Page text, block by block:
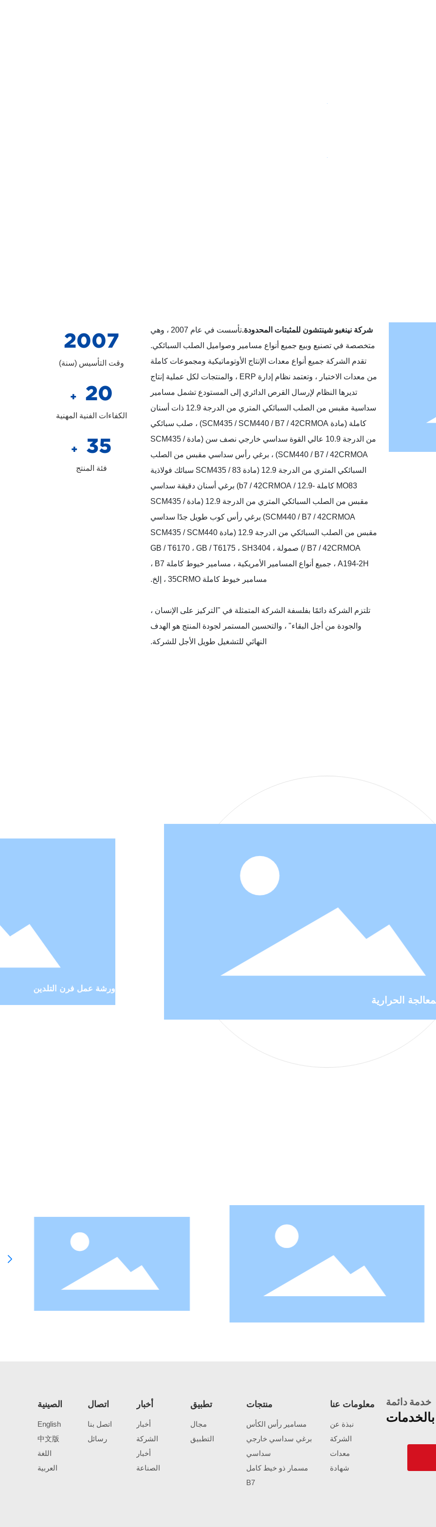
شركة نينغبو شينتشون للمثبتات المحدودة.
تأسست في عام 2007 ، وهي
متخصصة في تصنيع وبيع جميع أنواع مسامير وصواميل الصلب السبائكي.
تقدم الشركة جميع أنواع معدات الإنتاج الأوتوماتيكية ومجموعات كاملة
من معدات الاختبار ، وتعتمد نظام إدارة ERP ، والمنتجات لكل عملية إنتاج
تديرها النظام لإرسال القرص الدائري إلى المستودع تشمل مسامير
سداسية مقبس من الصلب السبائكي المتري من الدرجة 12.9 ذات أسنان
كاملة (مادة SCM435 / SCM440 / B7 / 42CRMOA) ، صلب سبائكي
من الدرجة 10.9 عالي القوة سداسي خارجي نصف سن (مادة SCM435 /
SCM440 / B7 / 42CRMOA) ، برغي رأس سداسي مقبس من الصلب
السبائكي المتري من الدرجة 12.9 (مادة SCM435 / 83 سبائك فولاذية
MO83 كاملة -12.9 / b7 / 42CRMOA) برغي أسنان دقيقة سداسي
مقبس من الصلب السبائكي المتري من الدرجة 12.9 (مادة SCM435 /
SCM440 / B7 / 42CRMOA) برغي رأس كوب طويل جدًا سداسي
مقبس من الصلب السبائكي من الدرجة 12.9 (مادة SCM435 / SCM440
/ B7 / 42CRMOA) صمولة GB / T6170 ، GB / T6175 ، SH3404 ،
A194-2H ، جميع أنواع المسامير الأمريكية ، مسامير خيوط كاملة B7 ،
مسامير خيوط كاملة 35CRMO ، إلخ.
تلتزم الشركة دائمًا بفلسفة الشركة المتمثلة في "التركيز على الإنسان ،
والجودة من أجل البقاء" ، والتحسين المستمر لجودة المنتج هو الهدف
النهائي للتشغيل طويل الأجل للشركة.
2007
وقت التأسيس (سنة)
20
+
الكفاءات الفنية المهنية
35
+
فئة المنتج
الحرارية
ورشة عمل فرن التلدين
خدمة دائمة معلومات عنا
نبذة عن
الشركة
معدات
شهادة
منتجات
مسامير رأس الكأس
برغي سداسي خارجي
سداسي
مسمار ذو خيط كامل
B7
تطبيق
مجال
التطبيق
أخبار
أخبار
الشركة
أخبار
الصناعة
اتصال
اتصل بنا
رسائل
الصينية
English
中文版
اللغة
العربية